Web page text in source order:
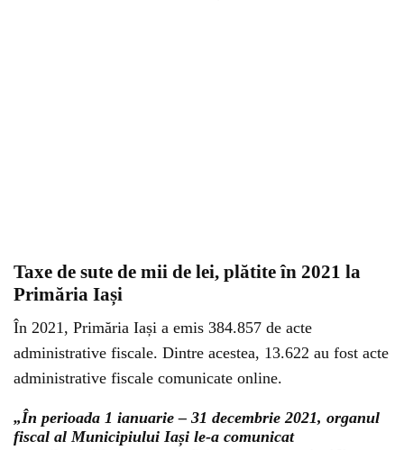
Taxe de sute de mii de lei, plătite în 2021 la
Primăria Iași
În 2021, Primăria Iași a emis 384.857 de acte
administrative fiscale. Dintre acestea, 13.622 au fost acte
administrative fiscale comunicate online.
„În perioada 1 ianuarie – 31 decembrie 2021, organul
fiscal al Municipiului Iași le-a comunicat